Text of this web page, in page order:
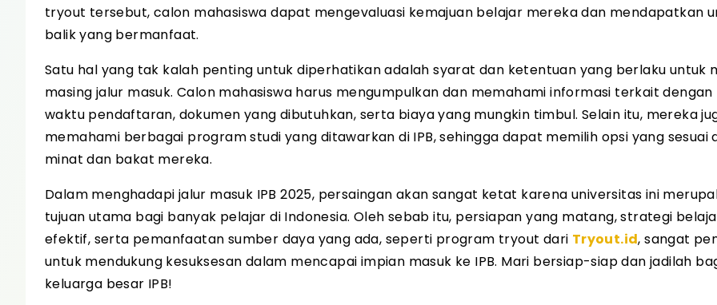
tryout tersebut, calon mahasiswa dapat mengevaluasi kemajuan belajar mereka dan mendapatkan
balik yang bermanfaat.
Satu hal yang tak kalah penting untuk diperhatikan adalah syarat dan ketentuan yang berlaku untuk
masing jalur masuk. Calon mahasiswa harus mengumpulkan dan memahami informasi terkait
waktu pendaftaran, dokumen yang dibutuhkan, serta biaya yang mungkin timbul. Selain itu, mereka
memahami berbagai program studi yang ditawarkan di IPB, sehingga dapat memilih opsi yang sesuai
minat dan bakat mereka.
Dalam menghadapi jalur masuk IPB 2025, persaingan akan sangat ketat karena universitas ini
tujuan utama bagi banyak pelajar di Indonesia. Oleh sebab itu, persiapan yang matang, strategi
efektif, serta pemanfaatan sumber daya yang ada, seperti program tryout dari Tryout.id, sangat
untuk mendukung kesuksesan dalam mencapai impian masuk ke IPB. Mari bersiap-siap dan jadilah
keluarga besar IPB!